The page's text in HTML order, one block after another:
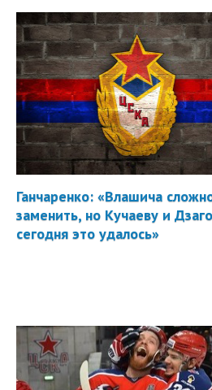
Ганчаренко: «Влашича
заменить, но Кучаеву и
сегодня это удалось»